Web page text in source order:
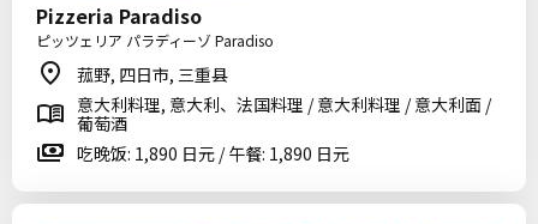
Pizzeria Paradiso
ピッツェリア パラディーゾ Paradiso
菰野, 四日市, 三重县
意大利料理, 意大利、法国料理 / 意大利料理 / 意大利面 /
葡萄酒
吃晚饭: 1,890 日元 / 午餐: 1,890 日元